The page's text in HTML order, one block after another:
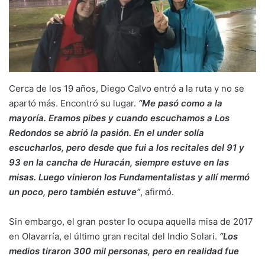
Cerca de los 19 años, Diego Calvo entró a la ruta y no se
apartó más. Encontró su lugar. “Me pasó como a la
mayoría. Eramos pibes y cuando escuchamos a Los
Redondos se abrió la pasión. En el under solía
escucharlos, pero desde que fui a los recitales del 91 y
93 en la cancha de Huracán, siempre estuve en las
misas. Luego vinieron los Fundamentalistas y allí mermó
un poco, pero también estuve”, afirmó.
Sin embargo, el gran poster lo ocupa aquella misa de 2017
en Olavarría, el último gran recital del Indio Solari. “Los
medios tiraron 300 mil personas, pero en realidad fue